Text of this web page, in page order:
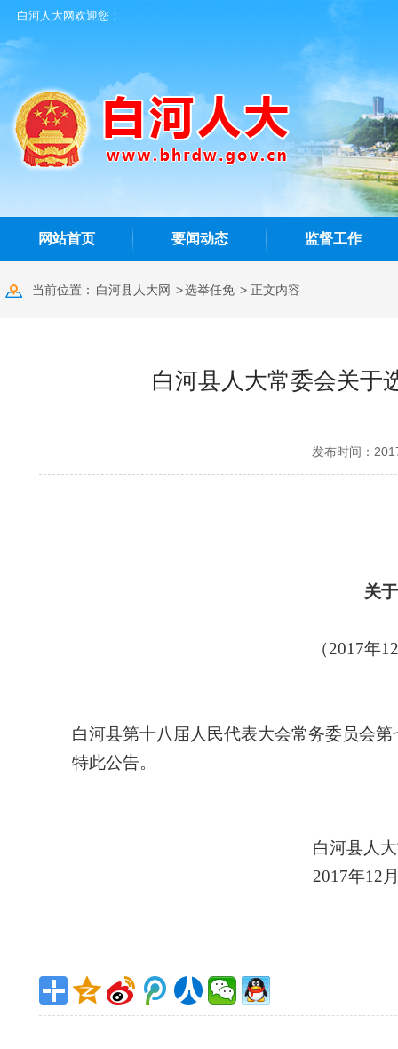
白河人大网欢迎您！
网站首页 要闻动态 监督工作
当前位置： 白河县人大网 >选举任免 > 正文内容
白河县人大常委会关于
发布时间：
关
（2017年
白河县第十八届人民代表大会常务委员会
特此公告。
白河县人
2017年12